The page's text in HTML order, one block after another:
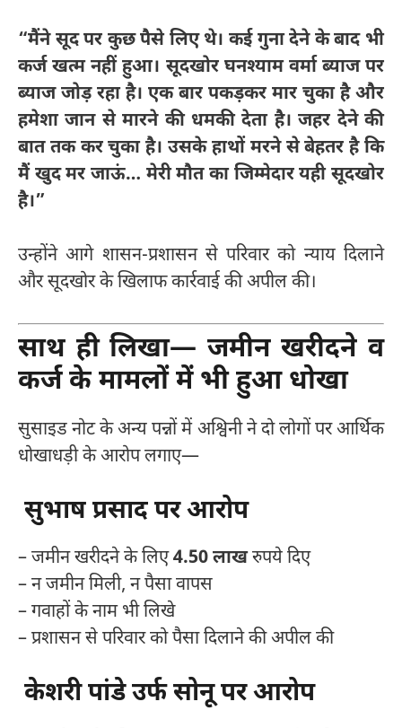
“मैंने सूद पर कुछ पैसे लिए थे। कई गुना देने के बाद भी
कर्ज खत्म नहीं हुआ। सूदखोर घनश्याम वर्मा ब्याज पर
ब्याज जोड़ रहा है। एक बार पकड़कर मार चुका है और
हमेशा जान से मारने की धमकी देता है। जहर देने की
बात तक कर चुका है। उसके हाथों मरने से बेहतर है कि
मैं खुद मर जाऊं… मेरी मौत का जिम्मेदार यही सूदखोर
है।”
उन्होंने आगे शासन-प्रशासन से परिवार को न्याय दिलाने
और सूदखोर के खिलाफ कार्रवाई की अपील की।
साथ ही लिखा— जमीन खरीदने व
कर्ज के मामलों में भी हुआ धोखा
सुसाइड नोट के अन्य पन्नों में अश्विनी ने दो लोगों पर आर्थिक
धोखाधड़ी के आरोप लगाए—
सुभाष प्रसाद पर आरोप
– जमीन खरीदने के लिए4.50 लाखरुपये दिए
– न जमीन मिली, न पैसा वापस
– गवाहों के नाम भी लिखे
– प्रशासन से परिवार को पैसा दिलाने की अपील की
केशरी पांडे उर्फ सोनू पर आरोप